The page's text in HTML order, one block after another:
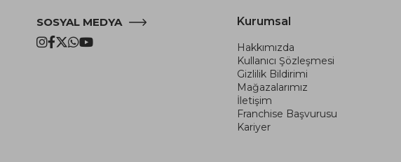
SOSYAL MEDYA Kurumsal
Hakkımızda
Kullanıcı Şözleşmesi
Gizlilik Bildirimi
Mağazalarımız
İletişim
Franchise Başvurusu
Kariyer